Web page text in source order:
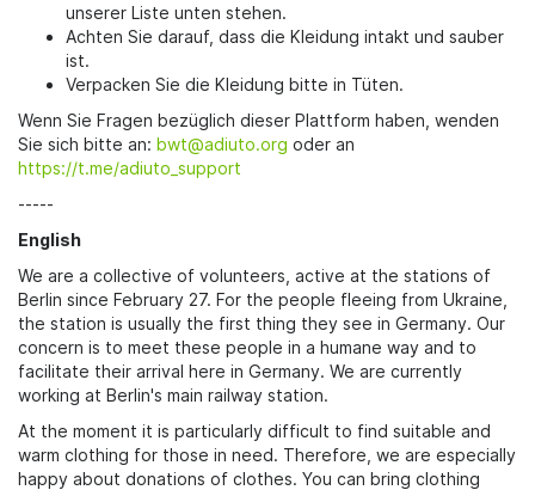
unserer Liste unten stehen.
Achten Sie darauf, dass die Kleidung intakt und sauber
ist.
Verpacken Sie die Kleidung bitte in Tüten.
Wenn Sie Fragen bezüglich dieser Plattform haben, wenden
Sie sich bitte an: bwt@adiuto.org oder an
https://t.me/adiuto_support
-----
English
We are a collective of volunteers, active at the stations of
Berlin since February 27. For the people fleeing from Ukraine,
the station is usually the first thing they see in Germany. Our
concern is to meet these people in a humane way and to
facilitate their arrival here in Germany. We are currently
working at Berlin's main railway station.
At the moment it is particularly difficult to find suitable and
warm clothing for those in need. Therefore, we are especially
happy about donations of clothes. You can bring clothing